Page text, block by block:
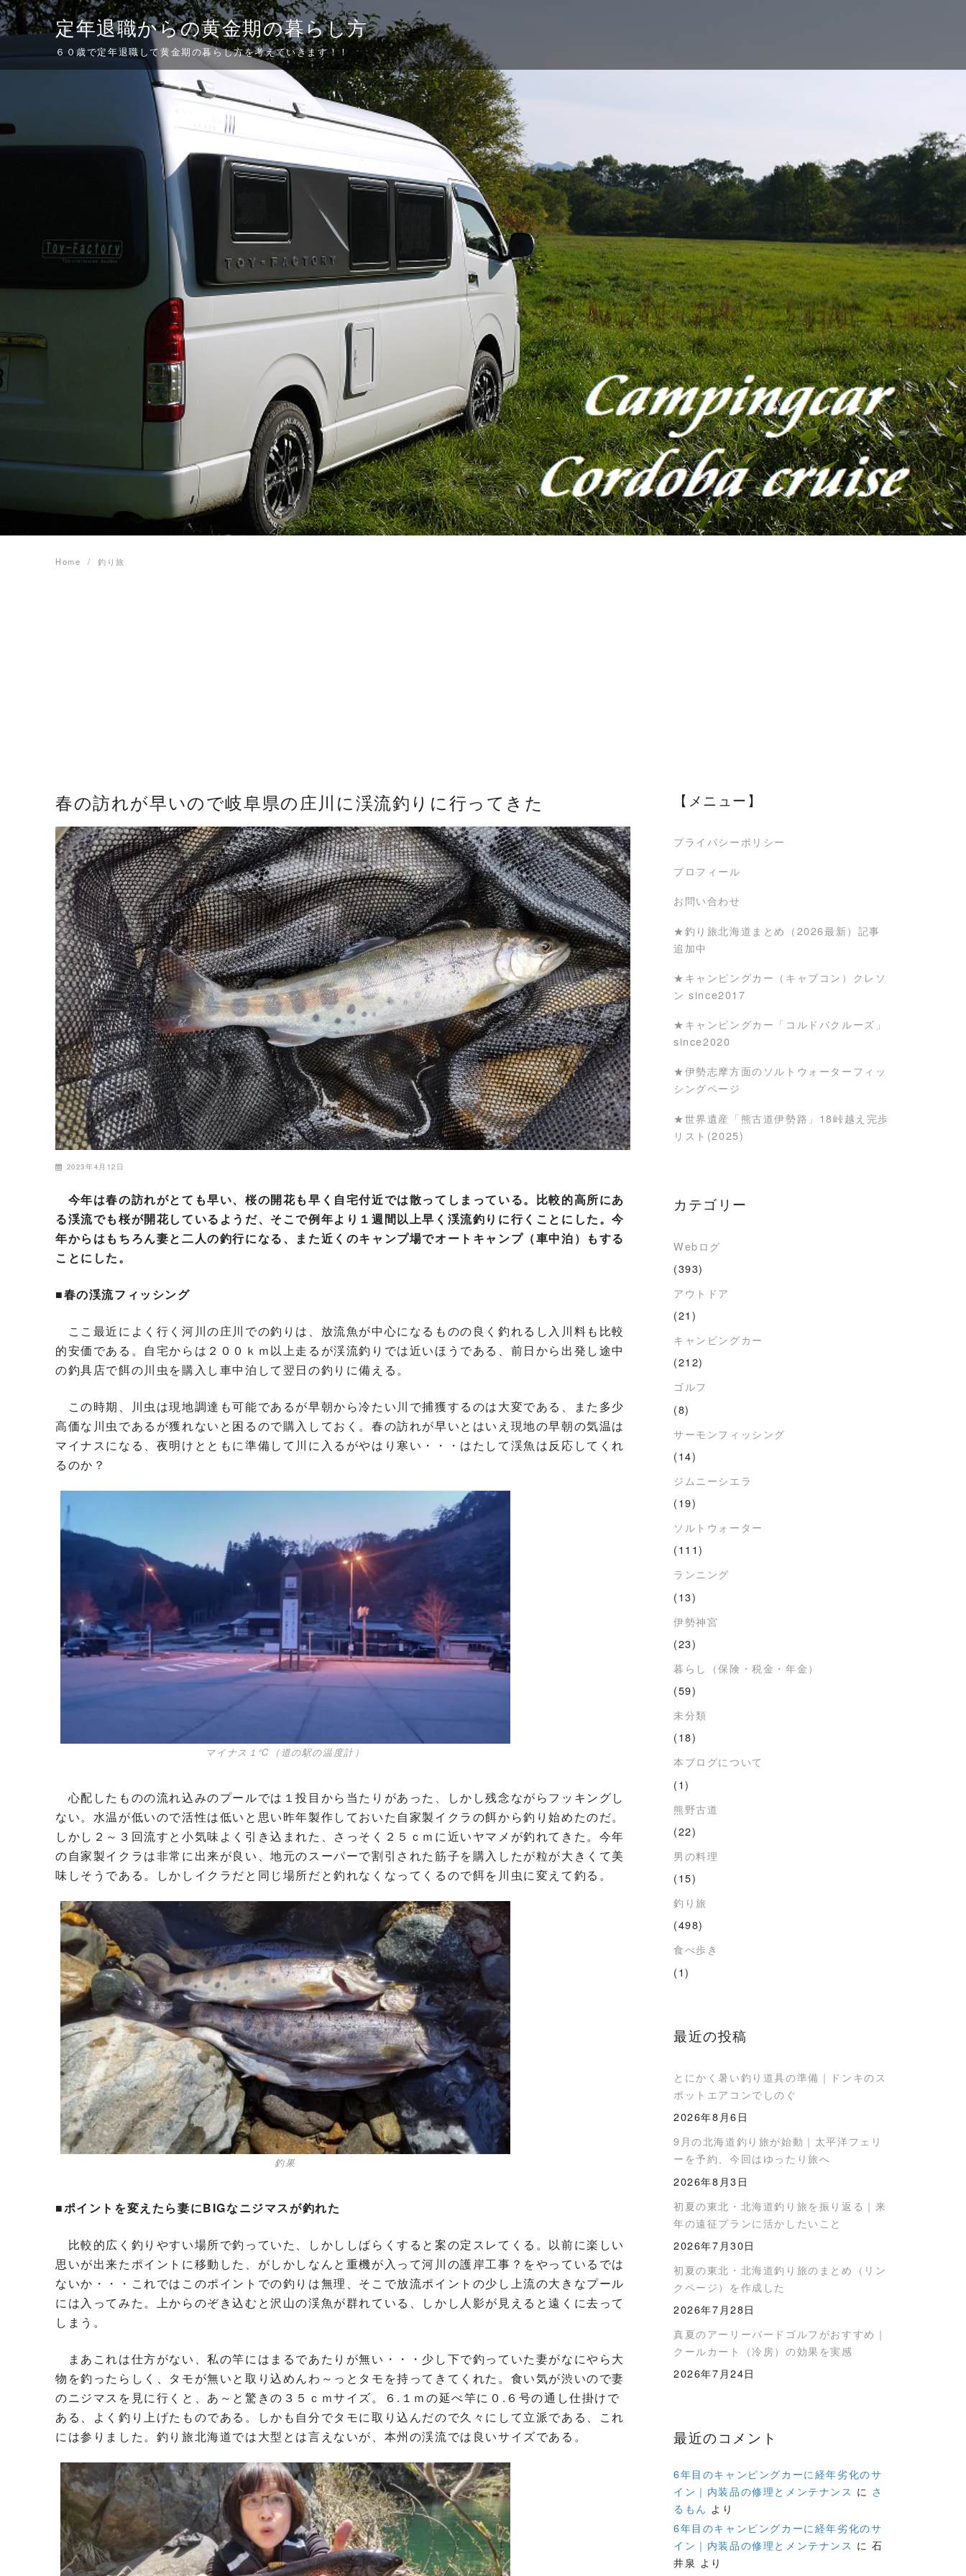
Skip
to
定年退職からの黄金期の暮らし方
６０歳で定年退職して黄金期の暮らし方を考えていきます！！
Home 釣り旅
春の訪れが早いので岐阜県の庄川に渓流釣りに行ってきた
2023年4月12日
今年は春の訪れがとても早い、桜の開花も早く自宅付近では散ってしまっている。比較的高所にあ
る渓流でも桜が開花しているようだ、そこで例年より１週間以上早く渓流釣りに行くことにした。今
年からはもちろん妻と二人の釣行になる、また近くのキャンプ場でオートキャンプ（車中泊）もする
ことにした。
■春の渓流フィッシング
ここ最近によく行く河川の庄川での釣りは、放流魚が中心になるものの良く釣れるし入川料も比較
的安価である。自宅からは２００ｋｍ以上走るが渓流釣りでは近いほうである、前日から出発し途中
の釣具店で餌の川虫を購入し車中泊して翌日の釣りに備える。
この時期、川虫は現地調達も可能であるが早朝から冷たい川で捕獲するのは大変である、また多少
高価な川虫であるが獲れないと困るので購入しておく。春の訪れが早いとはいえ現地の早朝の気温は
マイナスになる、夜明けとともに準備して川に入るがやはり寒い・・・はたして渓魚は反応してくれ
るのか？
マイナス１℃（道の駅の温度計）
心配したものの流れ込みのプールでは１投目から当たりがあった、しかし残念ながらフッキングし
ない。水温が低いので活性は低いと思い昨年製作しておいた自家製イクラの餌から釣り始めたのだ。
しかし２～３回流すと小気味よく引き込まれた、さっそく２５ｃｍに近いヤマメが釣れてきた。今年
の自家製イクラは非常に出来が良い、地元のスーパーで割引された筋子を購入したが粒が大きくて美
味しそうである。しかしイクラだと同じ場所だと釣れなくなってくるので餌を川虫に変えて釣る。
釣果
■ポイントを変えたら妻にBIGなニジマスが釣れた
比較的広く釣りやすい場所で釣っていた、しかししばらくすると案の定スレてくる。以前に楽しい
思いが出来たポイントに移動した、がしかしなんと重機が入って河川の護岸工事？をやっているでは
ないか・・・これではこのポイントでの釣りは無理、そこで放流ポイントの少し上流の大きなプール
には入ってみた。上からのぞき込むと沢山の渓魚が群れている、しかし人影が見えると遠くに去って
しまう。
まあこれは仕方がない、私の竿にはまるであたりが無い・・・少し下で釣っていた妻がなにやら大
物を釣ったらしく、タモが無いと取り込めんわ～っとタモを持ってきてくれた。食い気が渋いので妻
のニジマスを見に行くと、あ～と驚きの３５ｃｍサイズ。６.１ｍの延べ竿に０.６号の通し仕掛けで
ある、よく釣り上げたものである。しかも自分でタモに取り込んだので久々にして立派である、これ
には参りました。釣り旅北海道では大型とは言えないが、本州の渓流では良いサイズである。
【メニュー】
プライバシーポリシー
プロフィール
お問い合わせ
★釣り旅北海道まとめ（2026最新）記事
追加中
★キャンピングカー（キャブコン）クレソ
ン since2017
★キャンピングカー「コルドバクルーズ」
since2020
★伊勢志摩方面のソルトウォーターフィッ
シングページ
★世界遺産「熊古道伊勢路」18峠越え完歩
リスト(2025)
カテゴリー
Webログ
(393)
アウトドア
(21)
キャンピングカー
(212)
ゴルフ
(8)
サーモンフィッシング
(14)
ジムニーシエラ
(19)
ソルトウォーター
(111)
ランニング
(13)
伊勢神宮
(23)
暮らし（保険・税金・年金）
(59)
未分類
(18)
本ブログについて
(1)
熊野古道
(22)
男の料理
(15)
釣り旅
(498)
食べ歩き
(1)
最近の投稿
とにかく暑い釣り道具の準備｜ドンキのス
ポットエアコンでしのぐ
2026年8月6日
9月の北海道釣り旅が始動｜太平洋フェリ
ーを予約、今回はゆったり旅へ
2026年8月3日
初夏の東北・北海道釣り旅を振り返る｜来
年の遠征プランに活かしたいこと
2026年7月30日
初夏の東北・北海道釣り旅のまとめ（リン
クページ）を作成した
2026年7月28日
真夏のアーリーバードゴルフがおすすめ｜
クールカート（冷房）の効果を実感
2026年7月24日
最近のコメント
6年目のキャンピングカーに経年劣化のサ
イン｜内装品の修理とメンテナンス に さ
るもん より
6年目のキャンピングカーに経年劣化のサ
イン｜内装品の修理とメンテナンス に石
井泉 より